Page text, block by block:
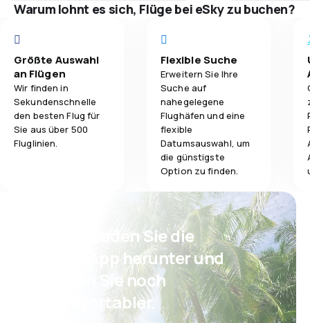
Ticketpreise 4,0
3,0
Gepäckbeförderung 3,0
Verpflegung 2,0
Warum lohnt es sich, Flüge bei eSky zu buchen?
Größte Auswahl
an Flügen
Wir finden in
Sekundenschnelle
den besten Flug für
Sie aus über 500
Fluglinien.
Flexible Suche
Erweitern Sie Ihre
Suche auf
nahegelegene
Flughäfen und eine
flexible
Datumsauswahl, um
die günstigste
Option zu finden.
Psst! Laden Sie die
eSky App herunter und
reisen Sie noch
komfortabler.